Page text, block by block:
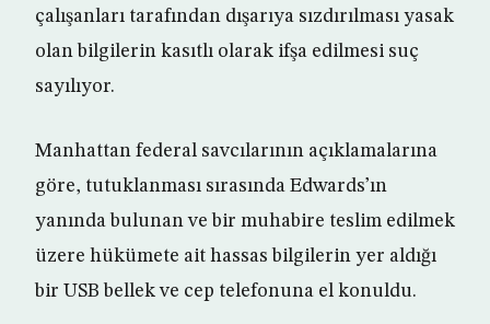
çalışanları tarafından dışarıya sızdırılması yasak
olan bilgilerin kasıtlı olarak ifşa edilmesi suç
sayılıyor.
Manhattan federal savcılarının açıklamalarına
göre, tutuklanması sırasında Edwards’ın
yanında bulunan ve bir muhabire teslim edilmek
üzere hükümete ait hassas bilgilerin yer aldığı
bir USB bellek ve cep telefonuna el konuldu.